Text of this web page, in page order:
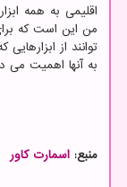
اقلیمی به همه
من این است که
توانند از
به آنها اهمیت می
منبع: اسمارت كاور